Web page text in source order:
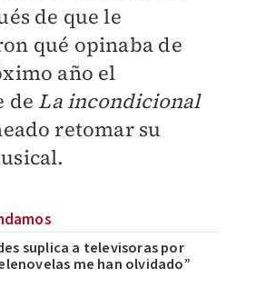
de que le
qué opinaba de
año el
de La incondicional
retomar su
suplica a televisoras por
me han olvidado”